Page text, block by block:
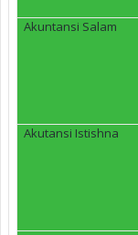
Akuntansi Salam
Akutansi Istishna